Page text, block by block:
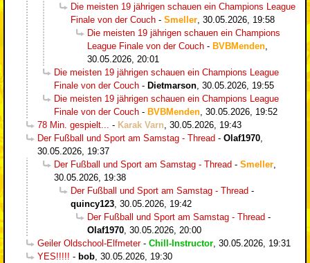
Die meisten 19 jährigen schauen ein Champions League
Finale von der Couch - Smeller 30.05.2026, 19:58
Die meisten 19 jährigen schauen ein Champions
League Finale von der Couch - BVBMenden
30.05.2026, 20:01
Die meisten 19 jährigen schauen ein Champions League
Finale von der Couch - Dietmarson 30.05.2026, 19:55
Die meisten 19 jährigen schauen ein Champions League
Finale von der Couch - BVBMenden 30.05.2026, 19:52
78 Min. gespielt...
- Karak Varn 30.05.2026, 19:43
Der Fußball und Sport am Samstag - Thread - Olaf1970
30.05.2026, 19:37
Der Fußball und Sport am Samstag - Thread - Smeller
30.05.2026, 19:38
Der Fußball und Sport am Samstag - Thread -
quincy123 30.05.2026, 19:42
Der Fußball und Sport am Samstag - Thread -
Olaf1970 30.05.2026, 20:00
Geiler Oldschool-Elfmeter- Chill-Instructor 30.05.2026, 19:31
YES!!!!! - bob 30.05.2026, 19:30